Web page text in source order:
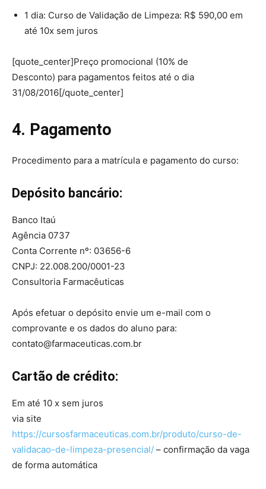
1 dia: Curso de Validação de Limpeza: R$ 590,00 em
até 10x sem juros
[quote_center]Preço promocional (10% de
Desconto) para pagamentos feitos até o dia
31/08/2016[/quote_center]
4. Pagamento
Procedimento para a matrícula e pagamento do curso:
Depósito bancário:
Banco Itaú
Agência 0737
Conta Corrente nº: 03656-6
CNPJ: 22.008.200/0001-23
Consultoria Farmacêuticas
Após efetuar o depósito envie um e-mail com o
comprovante e os dados do aluno para:
contato@farmaceuticas.com.br
Cartão de crédito:
Em até 10 x sem juros
via site
https://cursosfarmaceuticas.com.br/produto/curso-de-
validacao-de-limpeza-presencial/ – confirmação da vaga
de forma automática